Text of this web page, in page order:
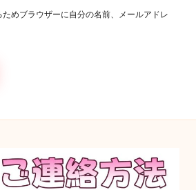
めブラウザーに自分の名前、メールアドレ